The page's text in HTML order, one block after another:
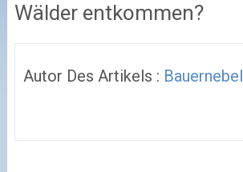
Wälder entkommen?
Autor Des Artikels : Bauernebel